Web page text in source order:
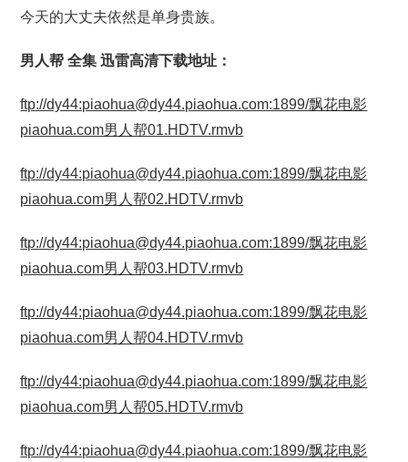
今天的大丈夫依然是单身贵族。
男人帮 全集 迅雷高清下载地址：
ftp://dy44:piaohua@dy44.piaohua.com:1899/飘花电影
piaohua.com男人帮01.HDTV.rmvb
ftp://dy44:piaohua@dy44.piaohua.com:1899/飘花电影
piaohua.com男人帮02.HDTV.rmvb
ftp://dy44:piaohua@dy44.piaohua.com:1899/飘花电影
piaohua.com男人帮03.HDTV.rmvb
ftp://dy44:piaohua@dy44.piaohua.com:1899/飘花电影
piaohua.com男人帮04.HDTV.rmvb
ftp://dy44:piaohua@dy44.piaohua.com:1899/飘花电影
piaohua.com男人帮05.HDTV.rmvb
ftp://dy44:piaohua@dy44.piaohua.com:1899/飘花电影